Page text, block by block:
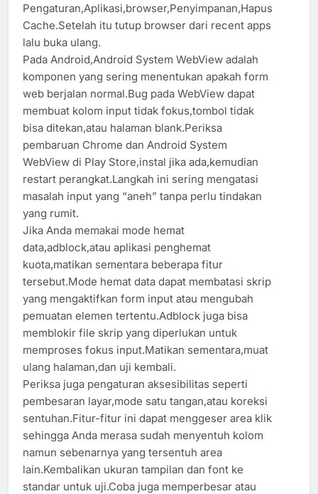
Pengaturan,Aplikasi,browser,Penyimpanan,Hapus
Cache.Setelah itu tutup browser dari recent apps
lalu buka ulang.
Pada Android,Android System WebView adalah
komponen yang sering menentukan apakah form
web berjalan normal.Bug pada WebView dapat
membuat kolom input tidak fokus,tombol tidak
bisa ditekan,atau halaman blank.Periksa
pembaruan Chrome dan Android System
WebView di Play Store,instal jika ada,kemudian
restart perangkat.Langkah ini sering mengatasi
masalah input yang “aneh” tanpa perlu tindakan
yang rumit.
Jika Anda memakai mode hemat
data,adblock,atau aplikasi penghemat
kuota,matikan sementara beberapa fitur
tersebut.Mode hemat data dapat membatasi skrip
yang mengaktifkan form input atau mengubah
pemuatan elemen tertentu.Adblock juga bisa
memblokir file skrip yang diperlukan untuk
memproses fokus input.Matikan sementara,muat
ulang halaman,dan uji kembali.
Periksa juga pengaturan aksesibilitas seperti
pembesaran layar,mode satu tangan,atau koreksi
sentuhan.Fitur-fitur ini dapat menggeser area klik
sehingga Anda merasa sudah menyentuh kolom
namun sebenarnya yang tersentuh area
lain.Kembalikan ukuran tampilan dan font ke
standar untuk uji.Coba juga memperbesar atau